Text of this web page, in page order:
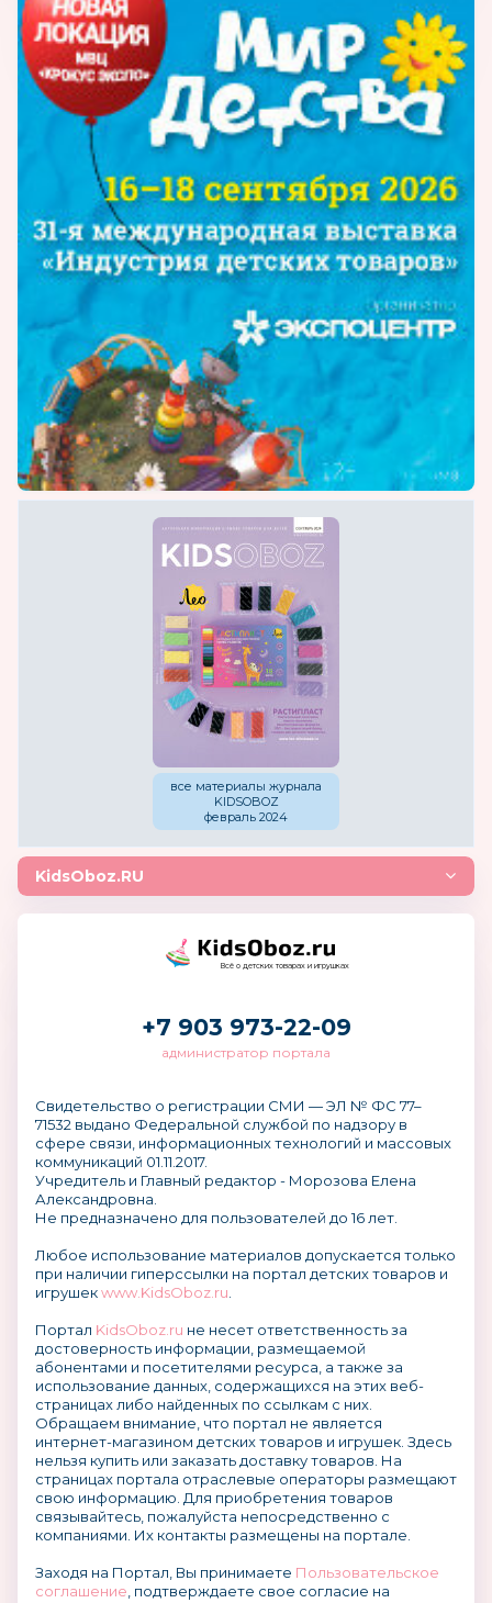
все материалы журнала
KIDSOBOZ
февраль 2024
KidsOboz.RU
Всё о детских товарах и игрушках
+7 903 973-22-09
администратор портала
Свидетельство о регистрации СМИ — ЭЛ № ФС 77–
71532 выдано Федеральной службой по надзору в
сфере связи, информационных технологий и массовых
коммуникаций 01.11.2017.
Учредитель и Главный редактор - Морозова Елена
Александровна.
Не предназначено для пользователей до 16 лет.
Любое использование материалов допускается только
при наличии гиперссылки на портал детских товаров и
игрушекwww.KidsOboz.ru
Портал KidsOboz.ru не несет ответственность за
достоверность информации, размещаемой
абонентами и посетителями ресурса, а также за
использование данных, содержащихся на этих веб-
страницах либо найденных по ссылкам с них.
Обращаем внимание, что портал не является
интернет-магазином детских товаров и игрушек. Здесь
нельзя купить или заказать доставку товаров. На
страницах портала отраслевые операторы размещают
свою информацию. Для приобретения товаров
связывайтесь, пожалуйста непосредственно с
компаниями. Их контакты размещены на портале.
Заходя на Портал, Вы принимаете Пользовательское
соглашение , подтверждаете свое согласие на